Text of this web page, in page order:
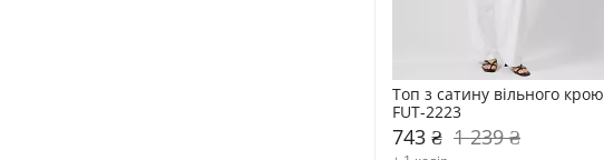
Топ з сатину вільного крою
FUT-2223
743 ₴ 1 239 ₴